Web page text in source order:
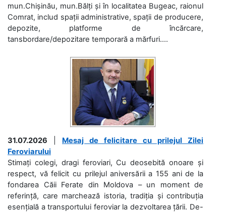
mun.Chișinău, mun.Bălți și în localitatea Bugeac, raionul
Comrat, includ spații administrative, spații de producere,
depozite, platforme de încărcare,
tansbordare/depozitare temporară a mărfuri....
31.07.2026
Mesaj de felicitare cu prilejul Zilei
Feroviarului
Stimați colegi, dragi feroviari, Cu deosebită onoare și
respect, vă felicit cu prilejul aniversării a 155 ani de la
fondarea Căii Ferate din Moldova – un moment de
referință, care marchează istoria, tradiția și contribuția
esențială a transportului feroviar la dezvoltarea țării. De-